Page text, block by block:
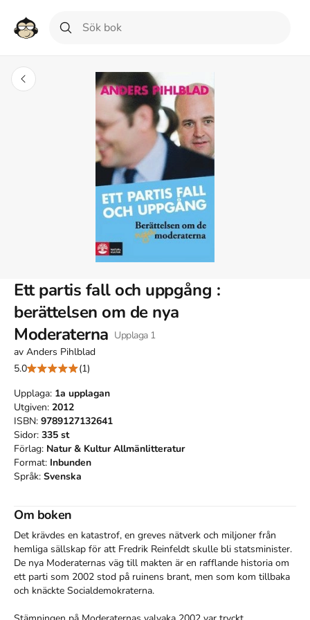
Ett partis fall och uppgång :
berättelsen om de nya
Moderaterna Upplaga 1
av Anders Pihlblad
5.0
(1)
Upplaga: 1a upplagan
Utgiven: 2012
ISBN: 9789127132641
Sidor: 335 st
Förlag: Natur & Kultur Allmänlitteratur
Format: Inbunden
Språk: Svenska
Om boken
Det krävdes en katastrof, en greves nätverk och miljoner från
hemliga sällskap för att Fredrik Reinfeldt skulle bli statsminister.
De nya Moderaternas väg till makten är en rafflande historia om
ett parti som 2002 stod på ruinens brant, men som kom tillbaka
och knäckte Socialdemokraterna.